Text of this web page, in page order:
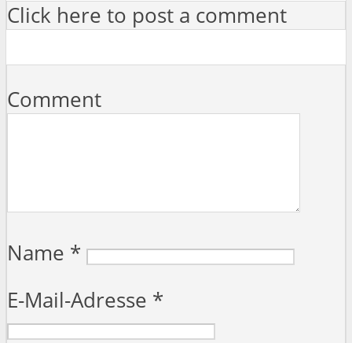
Click here to post a comment
Comment
Name *
E-Mail-Adresse *